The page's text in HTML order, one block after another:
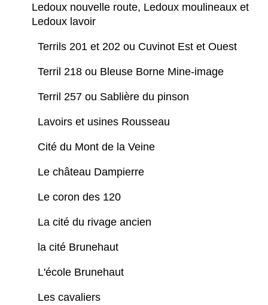
Ledoux nouvelle route, Ledoux moulineaux et
Ledoux lavoir
Terrils 201 et 202 ou Cuvinot Est et Ouest
Terril 218 ou Bleuse Borne Mine-image
Terril 257 ou Sablière du pinson
Lavoirs et usines Rousseau
Cité du Mont de la Veine
Le château Dampierre
Le coron des 120
La cité du rivage ancien
la cité Brunehaut
L'école Brunehaut
Les cavaliers